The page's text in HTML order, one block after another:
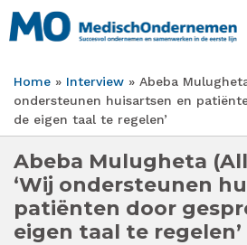
Overslaan
en
inhoud
gaan
Kruimelpad
Home Interview
Abeba
ondersteunen huisartsen en
de eigen taal te regelen’
Abeba Mulugheta
‘Wij ondersteunen
patiënten door
eigen taal te regelen’